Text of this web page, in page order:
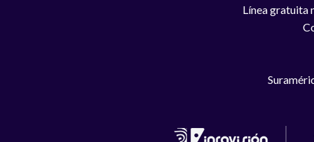
Línea gratuita